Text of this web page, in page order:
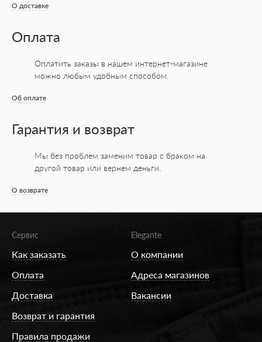
О доставке
Оплата
Оплатить заказы в нашем интернет-магазине
можно любым удобным способом.
Об оплате
Гарантия и возврат
Мы без проблем заменим товар с браком на
другой товар или вернем деньги.
О возврате
Сервис
Как заказать
Оплата
Доставка
Возврат и гарантия
Правила продажи
Elegante
О компании
Адреса магазинов
Вакансии